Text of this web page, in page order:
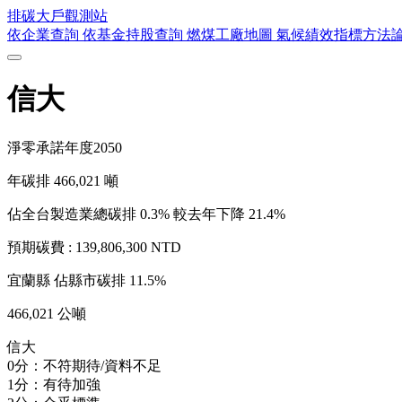
排碳大戶觀測站
依企業查詢 依基金持股查詢 燃煤工廠地圖 氣候績效指標方法
信大
淨零承諾年度2050
年碳排 466,021 噸
佔全台製造業總碳排 0.3% 較去年下降 21.4%
預期碳費 : 139,806,300 NTD
宜蘭縣 佔縣市碳排 11.5%
466,021 公噸
信大
0分：不符期待/資料不足
1分：有待加強